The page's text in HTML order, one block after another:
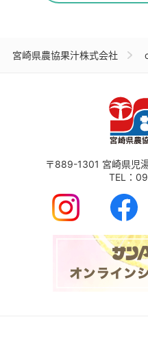
宮崎県農協果汁株式会社
〒889-1301 宮崎県児
TEL：